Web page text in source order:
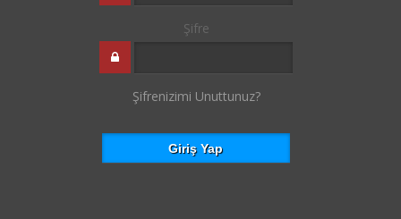
Şifre
Şifrenizimi Unuttunuz?